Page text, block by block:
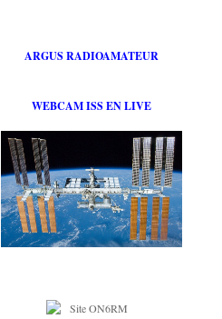
ARGUS RADIOAMATEUR
WEBCAM ISS EN LIVE